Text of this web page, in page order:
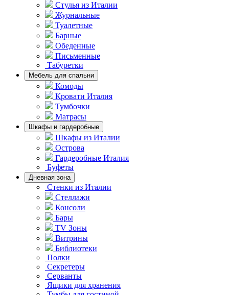
Стулья из Италии
Журнальные
Туалетные
Барные
Обеденные
Письменные
Табуретки
Мебель для спальни
Комоды
Кровати Италия
Тумбочки
Матрасы
Шкафы и гардеробные
Шкафы из Италии
Острова
Гардеробные Италия
Буфеты
Дневная зона
Стенки из Италии
Стеллажи
Консоли
Бары
TV Зоны
Витрины
Библиотеки
Полки
Секретеры
Серванты
Ящики для хранения